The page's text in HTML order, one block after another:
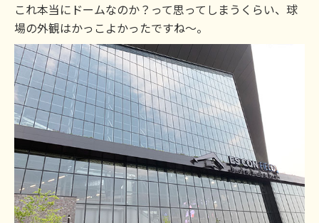
これ本当にドームなのか？って思ってしまうくらい、球
場の外観はかっこよかったですね～。